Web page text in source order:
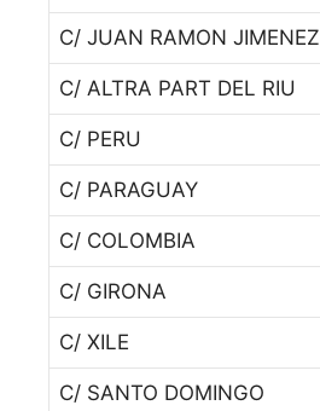
C/ JUAN RAMON JIMENEZ
C/ ALTRA PART DEL RIU
C/ PERU
C/ PARAGUAY
C/ COLOMBIA
C/ GIRONA
C/ XILE
C/ SANTO DOMINGO